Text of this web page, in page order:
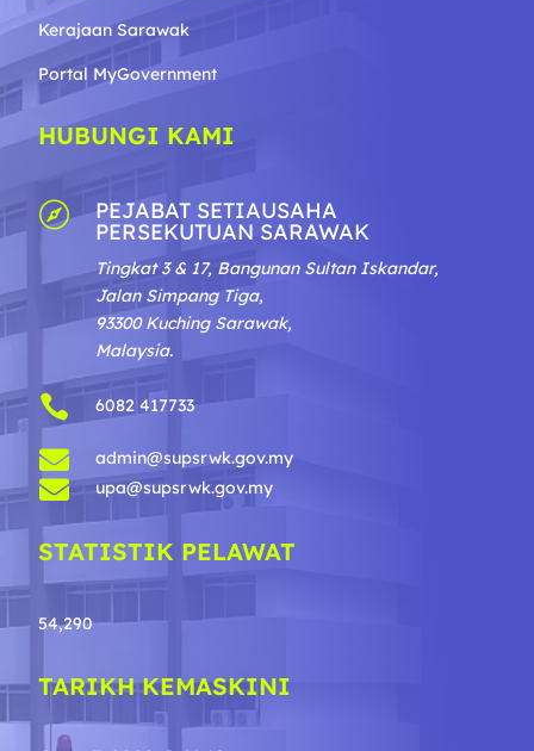
Kerajaan Sarawak
Portal MyGovernment
HUBUNGI KAMI
 PEJABAT SETIAUSAHA
PERSEKUTUAN SARAWAK
Tingkat 3 & 17, Bangunan Sultan Iskandar,
Jalan Simpang Tiga,
93300 Kuching Sarawak,
Malaysia.
 6082 417733
 admin@supsrwk.gov.my
 upa@supsrwk.gov.my
STATISTIK PELAWAT
54,290
TARIKH KEMASKINI